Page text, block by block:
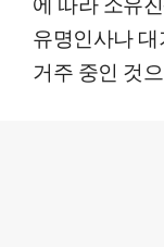
유명인사나
거주 중인 것